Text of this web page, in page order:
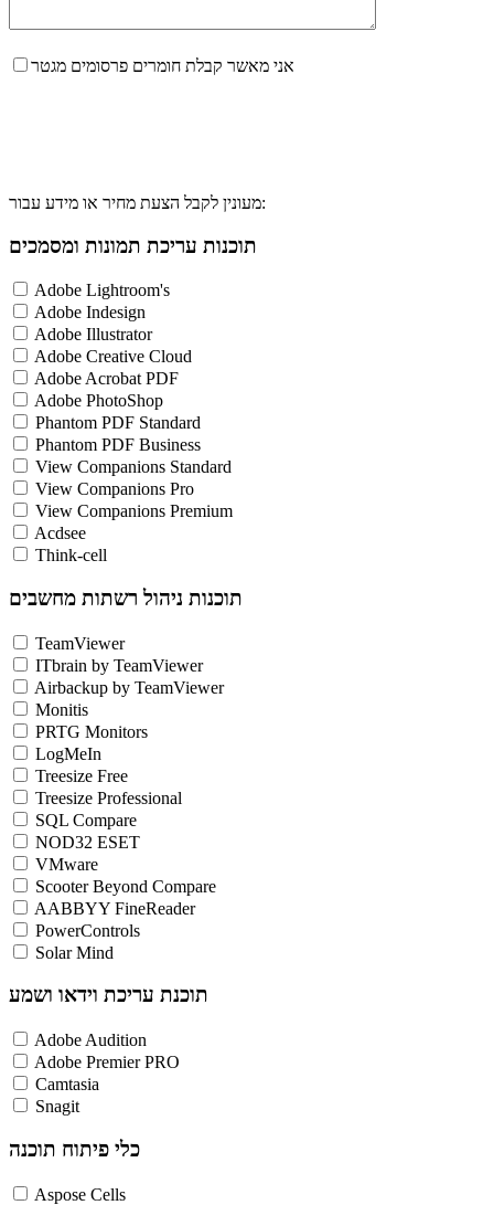
אני מאשר קבלת חומרים פרסומים מגטר
מעונין לקבל הצעת מחיר או מידע עבור:
תוכנות עריכת תמונות ומסמכים
Adobe Lightroom's
Adobe Indesign
Adobe Illustrator
Adobe Creative Cloud
Adobe Acrobat PDF
Adobe PhotoShop
Phantom PDF Standard
Phantom PDF Business
View Companions Standard
View Companions Pro
View Companions Premium
Acdsee
Think-cell
תוכנות ניהול רשתות מחשבים
TeamViewer
ITbrain by TeamViewer
Airbackup by TeamViewer
Monitis
PRTG Monitors
LogMeIn
Treesize Free
Treesize Professional
SQL Compare
NOD32 ESET
VMware
Scooter Beyond Compare
AABBYY FineReader
PowerControls
Solar Mind
תוכנת עריכת וידאו ושמע
Adobe Audition
Adobe Premier PRO
Camtasia
Snagit
כלי פיתוח תוכנה
Aspose Cells